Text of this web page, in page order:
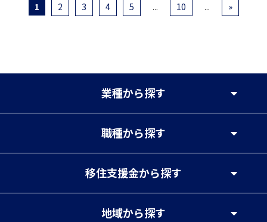
1 2 3 4 5 ... 10 ... »
業種から探す
職種から探す
移住支援金から探す
地域から探す